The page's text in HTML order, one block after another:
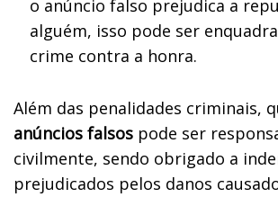
o anúncio falso prejudica a
alguém, isso pode ser
crime contra a honra.
Além das penalidades criminais,
anúncios falsos pode ser
civilmente, sendo obrigado a
prejudicados pelos danos